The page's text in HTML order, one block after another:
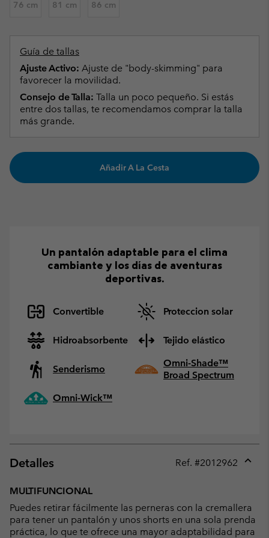
76 cm 81 cm 86 cm
Guía de tallas
Ajuste Activo: Ajuste de "body-skimming" para
favorecer la movilidad.
Consejo de Talla: Talla un poco pequeño. Si estás
entre dos tallas, te recomendamos comprar la talla
más grande.
Añadir A La Cesta
Un pantalón adaptable para el clima
cambiante y los días de aventuras
deportivas.
Convertible Proteccion solar
Hidroabsorbente Tejido elástico
Senderismo
Omni-Shade™
Broad Spectrum
Omni-Wick™
Detalles Ref. #2012962
MULTIFUNCIONAL
Puedes retirar fácilmente las perneras con la cremallera
para tener un pantalón y unos shorts en una sola prenda
práctica, lo que te ofrece una mayor adaptabilidad para